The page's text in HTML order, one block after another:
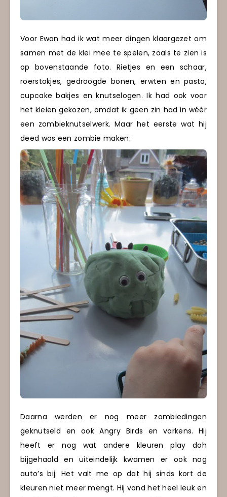
Voor Ewan had ik wat meer dingen klaargezet om
samen met de klei mee te spelen, zoals te zien is
op bovenstaande foto. Rietjes en een schaar,
roerstokjes, gedroogde bonen, erwten en pasta,
cupcake bakjes en knutselogen. Ik had ook voor
het kleien gekozen, omdat ik geen zin had in wéér
een zombieknutselwerk. Maar het eerste wat hij
deed was een zombie maken:
Daarna werden er nog meer zombiedingen
geknutseld en ook Angry Birds en varkens. Hij
heeft er nog wat andere kleuren play doh
bijgehaald en uiteindelijk kwamen er ook nog
auto’s bij. Het valt me op dat hij sinds kort de
kleuren niet meer mengt. Hij vond het heel leuk en